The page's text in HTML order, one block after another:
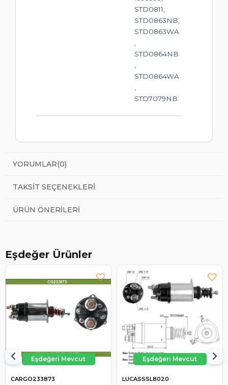
STD0811,
STD0863NB,
STD0863WA
STD0864NB
STD0864WA
STD7079NB
YORUMLAR(0)
TAKSIT SEÇENEKLERI
ÜRÜN ÖNERILERI
Eşdeğer Ürünler
CARGO233873 LUCASSSL8020